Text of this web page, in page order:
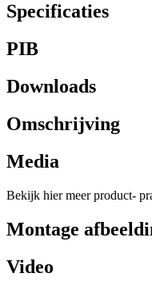
Specificaties
PIB
Downloads
Omschrijving
Media
Bekijk hier meer product-
Montage
Video